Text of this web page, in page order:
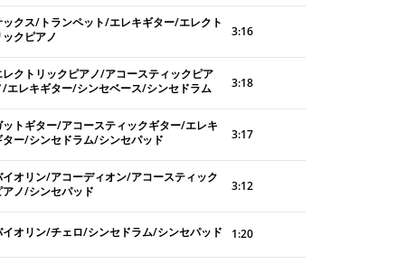
ックス/トランペット/エレキギター/エレクト
ックピアノ
3:16
レクトリックピアノ/アコースティックピア
/エレキギター/シンセベース/シンセドラム
3:18
ットギター/アコースティックギター/エレキ
ター/シンセドラム/シンセパッド
3:17
イオリン/アコーディオン/アコースティック
アノ/シンセパッド
3:12
イオリン/チェロ/シンセドラム/シンセパッド 1:20